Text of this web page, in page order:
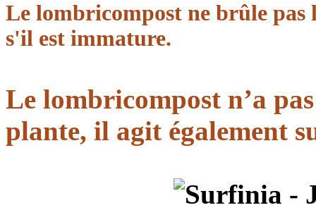
Le lombricompost ne brûle
s'il est immature.
Le lombricompost n’a
plante, il agit également